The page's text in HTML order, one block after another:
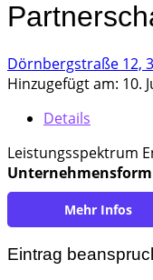
Dörnbergstraße 12,
Hinzugefügt am: 10.
Details
Leistungsspektrum
Unternehmensform
https://sinnvoll-
Eintrag